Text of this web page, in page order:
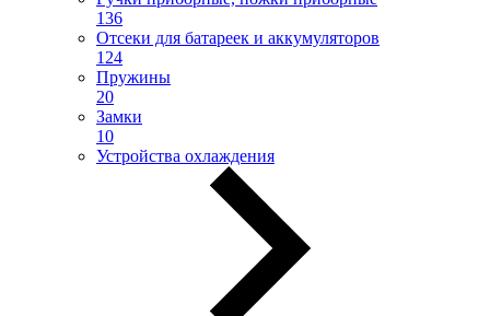
136
Отсеки для батареек и аккумуляторов
124
Пружины
20
Замки
10
Устройства охлаждения